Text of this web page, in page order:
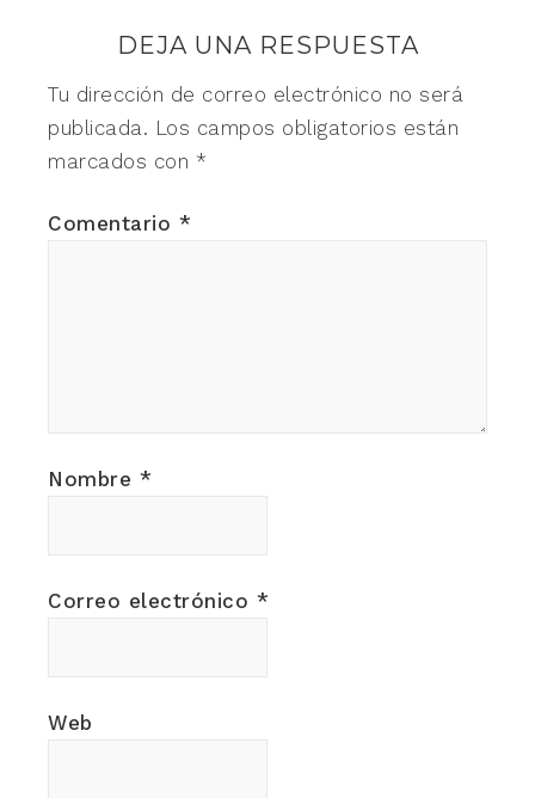
DEJA UNA RESPUESTA
Tu dirección de correo electrónico no será
publicada. Los campos obligatorios están
marcados con *
Comentario *
Nombre *
Correo electrónico *
Web